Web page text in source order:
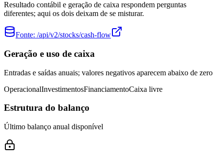
Resultado contábil e geração de caixa respondem perguntas
diferentes; aqui os dois deixam de se misturar.
Fonte: /api/v2/stocks/cash-flow
Geração e uso de caixa
Entradas e saídas anuais; valores negativos aparecem abaixo de zero
OperacionalInvestimentosFinanciamentoCaixa livre
Estrutura do balanço
Último balanço anual disponível